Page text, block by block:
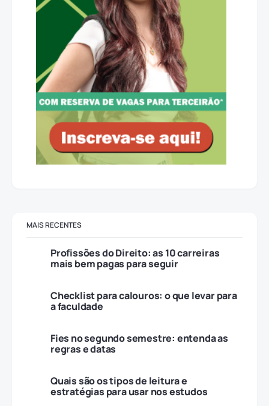
MAIS RECENTES
Profissões do Direito: as 10 carreiras
mais bem pagas para seguir
Checklist para calouros: o que levar para
a faculdade
Fies no segundo semestre: entenda as
regras e datas
Quais são os tipos de leitura e
estratégias para usar nos estudos